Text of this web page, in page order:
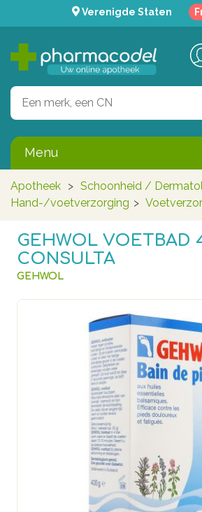
Verenigde Staten
Menu
Apotheek > Schoonheid /
Hand-/voetverzorging >
GEHWOL VOETBAD
CONSULTA
GEHWOL